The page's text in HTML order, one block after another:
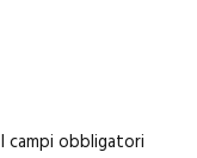
I campi obbligatori